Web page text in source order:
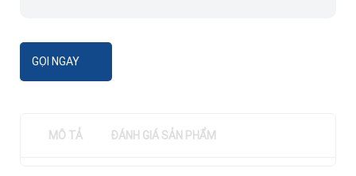
GỌI NGAY
MÔ TẢ ĐÁNH GIÁ SẢN PHẨM